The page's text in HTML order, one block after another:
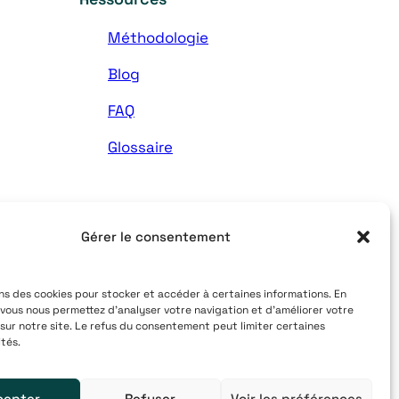
Gérer le consentement
des cookies pour stocker et accéder à certaines informations. En
nous permettez d’analyser votre navigation et d’améliorer votre
notre site. Le refus du consentement peut limiter certaines
Méthodologie
Blog
FAQ
Glossaire